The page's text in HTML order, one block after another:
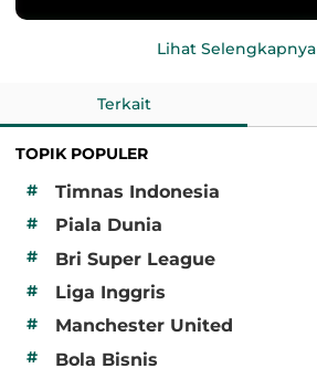
Lihat Selengkapnya
Terkait
TOPIK POPULER
#
Timnas Indonesia
# Piala Dunia
# Bri Super League
# Liga Inggris
# Manchester United
# Bola Bisnis